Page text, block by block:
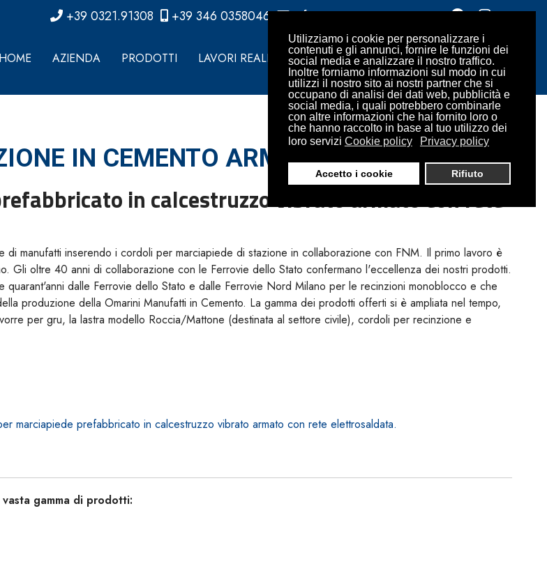
Utilizziamo i cookie per personalizzare i
contenuti e gli annunci, fornire le funzioni dei
social media e analizzare il nostro traffico.
Inoltre forniamo informazioni sul modo in cui
utilizzi il nostro sito ai nostri partner che si
occupano di analisi dei dati web, pubblicità e
social media, i quali potrebbero combinarle
con altre informazioni che hai fornito loro o
che hanno raccolto in base al tuo utilizzo dei
loro servizi Cookie policy Privacy policy
Accetto i cookie Rifiuto
+39 0321.91308 +39 346 0358046 info@omarini.it
HOME AZIENDA PRODOTTI LAVORI REALIZZATI CONTATTI RICHIEDI PREVENTIVO
IN CEMENTO ARMATO
in calcestruzzo vibrato armato con rete
di manufatti inserendo i cordoli per marciapiede di stazione in collaborazione con FNM. Il primo lavoro è
Gli oltre 40 anni di collaborazione con le Ferrovie dello Stato confermano l'eccellenza dei nostri prodotti.
quarant'anni dalle Ferrovie dello Stato e dalle Ferrovie Nord Milano per le recinzioni monoblocco e che
produzione della Omarini Manufatti in Cemento. La gamma dei prodotti offerti si è ampliata nel tempo,
per gru, la lastra modello Roccia/Mattone (destinata al settore civile), cordoli per recinzione e
marciapiede prefabbricato in calcestruzzo vibrato armato con rete elettrosaldata.
gamma di prodotti: